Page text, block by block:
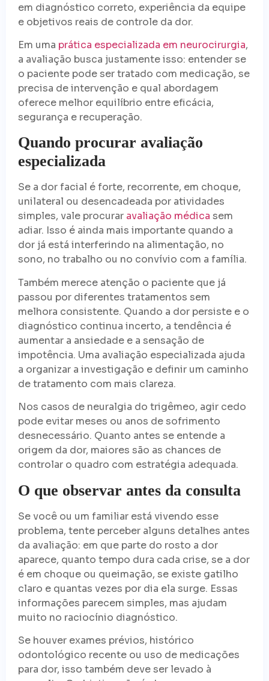
em diagnóstico correto, experiência da equipe
e objetivos reais de controle da dor.
Em uma prática especializada em neurocirurgia,
a avaliação busca justamente isso: entender se
o paciente pode ser tratado com medicação, se
precisa de intervenção e qual abordagem
oferece melhor equilíbrio entre eficácia,
segurança e recuperação.
Quando procurar avaliação
especializada
Se a dor facial é forte, recorrente, em choque,
unilateral ou desencadeada por atividades
simples, vale procurar avaliação médica sem
adiar. Isso é ainda mais importante quando a
dor já está interferindo na alimentação, no
sono, no trabalho ou no convívio com a família.
Também merece atenção o paciente que já
passou por diferentes tratamentos sem
melhora consistente. Quando a dor persiste e o
diagnóstico continua incerto, a tendência é
aumentar a ansiedade e a sensação de
impotência. Uma avaliação especializada ajuda
a organizar a investigação e definir um caminho
de tratamento com mais clareza.
Nos casos de neuralgia do trigêmeo, agir cedo
pode evitar meses ou anos de sofrimento
desnecessário. Quanto antes se entende a
origem da dor, maiores são as chances de
controlar o quadro com estratégia adequada.
O que observar antes da consulta
Se você ou um familiar está vivendo esse
problema, tente perceber alguns detalhes antes
da avaliação: em que parte do rosto a dor
aparece, quanto tempo dura cada crise, se a dor
é em choque ou queimação, se existe gatilho
claro e quantas vezes por dia ela surge. Essas
informações parecem simples, mas ajudam
muito no raciocínio diagnóstico.
Se houver exames prévios, histórico
odontológico recente ou uso de medicações
para dor, isso também deve ser levado à